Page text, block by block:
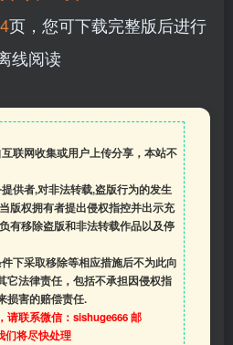
页，您可下载完整版后进行
线阅读
互联网收集或用户上传分享，本站不
提供者,对非法转载,盗版行为的发生
版权拥有者提出侵权指控并出示充
有移除盗版和非法转载作品以及停
件下采取移除等相应措施后不为此向
它法律责任，包括不承担因侵权指
损害的赔偿责任.
请联系微信：sishuge666 邮
们将尽快处理